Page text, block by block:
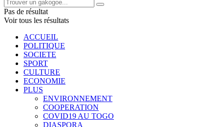
Pas de résultat
Voir tous les résultats
ACCUEIL
POLITIQUE
SOCIETE
SPORT
CULTURE
ECONOMIE
PLUS
ENVIRONNEMENT
COOPERATION
COVID19 AU TOGO
DIASPORA